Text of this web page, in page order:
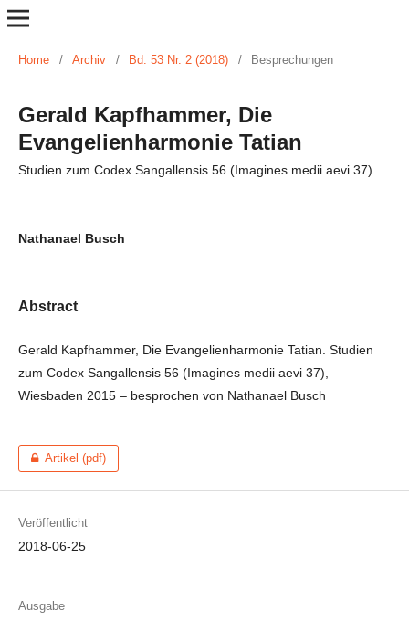
Home / Archiv / Bd. 53 Nr. 2 (2018) / Besprechungen
Gerald Kapfhammer, Die
Evangelienharmonie Tatian
Studien zum Codex Sangallensis 56 (Imagines medii aevi 37)
Nathanael Busch
Abstract
Gerald Kapfhammer, Die Evangelienharmonie Tatian. Studien
zum Codex Sangallensis 56 (Imagines medii aevi 37),
Wiesbaden 2015 – besprochen von Nathanael Busch
Artikel (pdf)
Veröffentlicht
2018-06-25
Ausgabe